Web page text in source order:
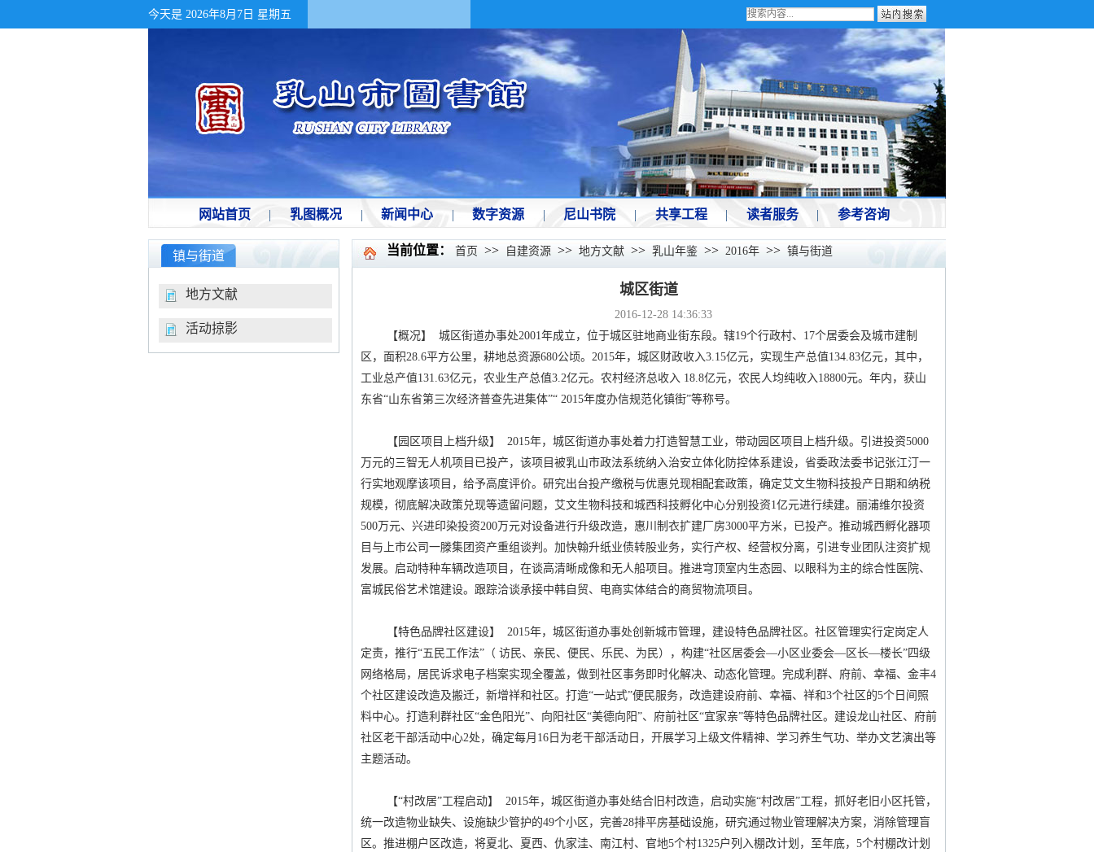
今天是 2026年8月7日 星期五
网站首页 | 乳图概况 | 新闻中心 | 数字资源 | 尼山书院 | 共享工程 | 读者服务 | 参考咨询
镇与街道
地方文献
活动掠影
当前位置： 首页 >> 自建资源 >> 地方文献 >> 乳山年鉴 >> 2016年 >> 镇与街道
城区街道
2016-12-28 14:36:33
【概况】 城区街道办事处2001年成立，位于城区驻地商业街东段。辖19个行政村、17个居委会及城市建制
区，面积28.6平方公里，耕地总资源680公顷。2015年，城区财政收入3.15亿元，实现生产总值134.83亿元，其中，
工业总产值131.63亿元，农业生产总值3.2亿元。农村经济总收入 18.8亿元，农民人均纯收入18800元。年内，获山
东省“山东省第三次经济普查先进集体”“ 2015年度办信规范化镇街”等称号。
【园区项目上档升级】 2015年，城区街道办事处着力打造智慧工业，带动园区项目上档升级。引进投资5000
万元的三智无人机项目已投产，该项目被乳山市政法系统纳入治安立体化防控体系建设，省委政法委书记张江汀一
行实地观摩该项目，给予高度评价。研究出台投产缴税与优惠兑现相配套政策，确定艾文生物科技投产日期和纳税
规模，彻底解决政策兑现等遗留问题，艾文生物科技和城西科技孵化中心分别投资1亿元进行续建。丽浦维尔投资
500万元、兴进印染投资200万元对设备进行升级改造，惠川制衣扩建厂房3000平方米，已投产。推动城西孵化器项
目与上市公司一滕集团资产重组谈判。加快翰升纸业债转股业务，实行产权、经营权分离，引进专业团队注资扩规
发展。启动特种车辆改造项目，在谈高清晰成像和无人船项目。推进穹顶室内生态园、以眼科为主的综合性医院、
富城民俗艺术馆建设。跟踪洽谈承接中韩自贸、电商实体结合的商贸物流项目。
【特色品牌社区建设】 2015年，城区街道办事处创新城市管理，建设特色品牌社区。社区管理实行定岗定人
定责，推行“五民工作法”（ 访民、亲民、便民、乐民、为民），构建“社区居委会—小区业委会—区长—楼长”四级
网络格局，居民诉求电子档案实现全覆盖，做到社区事务即时化解决、动态化管理。完成利群、府前、幸福、金丰4
个社区建设改造及搬迁，新增祥和社区。打造“一站式”便民服务，改造建设府前、幸福、祥和3个社区的5个日间照
料中心。打造利群社区“金色阳光”、向阳社区“美德向阳”、府前社区“宜家亲”等特色品牌社区。建设龙山社区、府前
社区老干部活动中心2处，确定每月16日为老干部活动日，开展学习上级文件精神、学习养生气功、举办文艺演出等
主题活动。
【“村改居”工程启动】 2015年，城区街道办事处结合旧村改造，启动实施“村改居”工程，抓好老旧小区托管，
统一改造物业缺失、设施缺少管护的49个小区，完善28排平房基础设施，研究通过物业管理解决方案，消除管理盲
区。推进棚户区改造，将夏北、夏西、仇家洼、南江村、官地5个村1325户列入棚改计划，至年底，5个村棚改计划